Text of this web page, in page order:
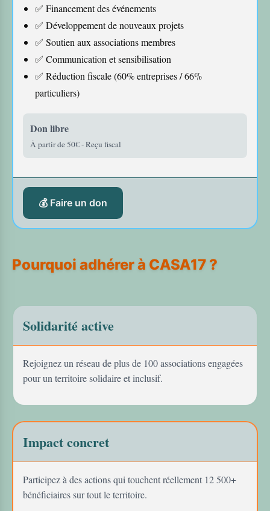
✅ Financement des événements
✅ Développement de nouveaux projets
✅ Soutien aux associations membres
✅ Communication et sensibilisation
✅ Réduction fiscale (60% entreprises / 66%
particuliers)
Don libre
À partir de 50€ - Reçu fiscal
💰 Faire un don
Pourquoi adhérer à CASA17 ?
Solidarité active
Rejoignez un réseau de plus de 100 associations engagées
pour un territoire solidaire et inclusif.
Impact concret
Participez à des actions qui touchent réellement 12 500+
bénéficiaires sur tout le territoire.